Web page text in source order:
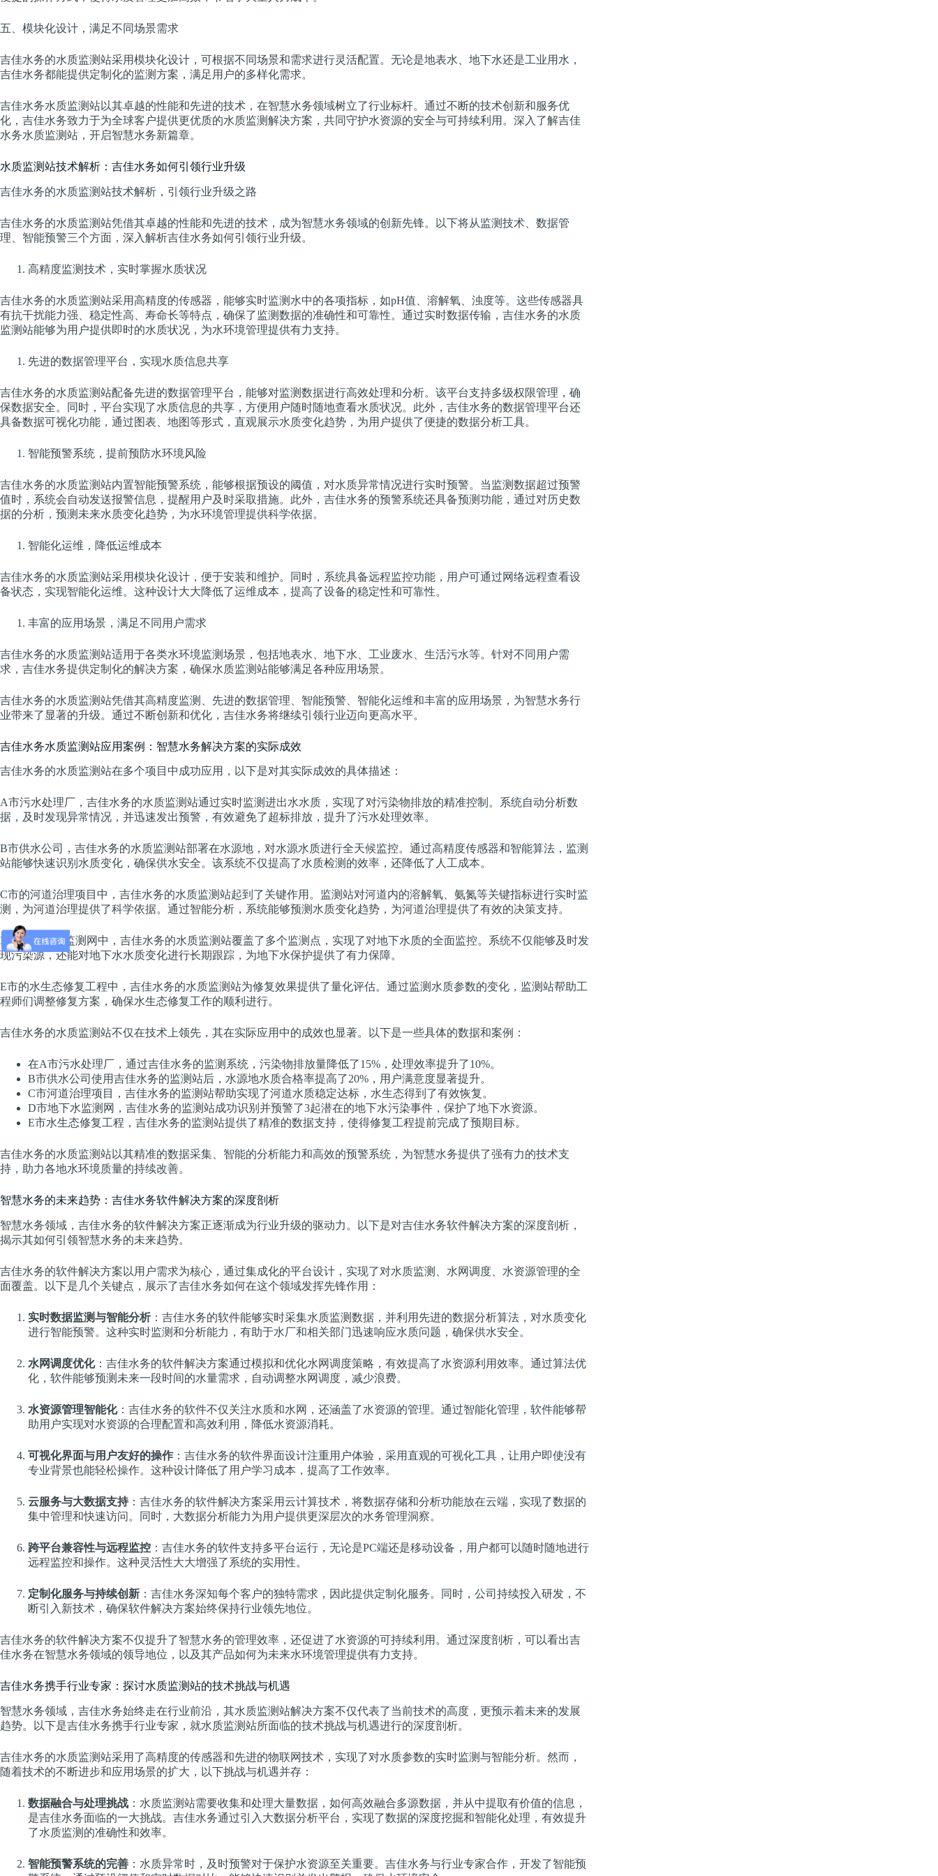
五、模块化设计，满足不同场景需求
吉佳水务的水质监测站采用模块化设计，可根据不同场景和需求进行灵活配置。无论是地表水、地下水还是工业用水，
吉佳水务都能提供定制化的监测方案，满足用户的多样化需求。
吉佳水务水质监测站以其卓越的性能和先进的技术，在智慧水务领域树立了行业标杆。通过不断的技术创新和服务优
化，吉佳水务致力于为全球客户提供更优质的水质监测解决方案，共同守护水资源的安全与可持续利用。深入了解吉佳
水务水质监测站，开启智慧水务新篇章。
水质监测站技术解析：吉佳水务如何引领行业升级
吉佳水务的水质监测站技术解析，引领行业升级之路
吉佳水务的水质监测站凭借其卓越的性能和先进的技术，成为智慧水务领域的创新先锋。以下将从监测技术、数据管
理、智能预警三个方面，深入解析吉佳水务如何引领行业升级。
高精度监测技术，实时掌握水质状况
吉佳水务的水质监测站采用高精度的传感器，能够实时监测水中的各项指标，如pH值、溶解氧、浊度等。这些传感器具
有抗干扰能力强、稳定性高、寿命长等特点，确保了监测数据的准确性和可靠性。通过实时数据传输，吉佳水务的水质
监测站能够为用户提供即时的水质状况，为水环境管理提供有力支持。
先进的数据管理平台，实现水质信息共享
吉佳水务的水质监测站配备先进的数据管理平台，能够对监测数据进行高效处理和分析。该平台支持多级权限管理，确
保数据安全。同时，平台实现了水质信息的共享，方便用户随时随地查看水质状况。此外，吉佳水务的数据管理平台还
具备数据可视化功能，通过图表、地图等形式，直观展示水质变化趋势，为用户提供了便捷的数据分析工具。
智能预警系统，提前预防水环境风险
吉佳水务的水质监测站内置智能预警系统，能够根据预设的阈值，对水质异常情况进行实时预警。当监测数据超过预警
值时，系统会自动发送报警信息，提醒用户及时采取措施。此外，吉佳水务的预警系统还具备预测功能，通过对历史数
据的分析，预测未来水质变化趋势，为水环境管理提供科学依据。
智能化运维，降低运维成本
吉佳水务的水质监测站采用模块化设计，便于安装和维护。同时，系统具备远程监控功能，用户可通过网络远程查看设
备状态，实现智能化运维。这种设计大大降低了运维成本，提高了设备的稳定性和可靠性。
丰富的应用场景，满足不同用户需求
吉佳水务的水质监测站适用于各类水环境监测场景，包括地表水、地下水、工业废水、生活污水等。针对不同用户需
求，吉佳水务提供定制化的解决方案，确保水质监测站能够满足各种应用场景。
吉佳水务的水质监测站凭借其高精度监测、先进的数据管理、智能预警、智能化运维和丰富的应用场景，为智慧水务行
业带来了显著的升级。通过不断创新和优化，吉佳水务将继续引领行业迈向更高水平。
吉佳水务水质监测站应用案例：智慧水务解决方案的实际成效
吉佳水务的水质监测站在多个项目中成功应用，以下是对其实际成效的具体描述：
A市污水处理厂，吉佳水务的水质监测站通过实时监测进出水水质，实现了对污染物排放的精准控制。系统自动分析数
据，及时发现异常情况，并迅速发出预警，有效避免了超标排放，提升了污水处理效率。
B市供水公司，吉佳水务的水质监测站部署在水源地，对水源水质进行全天候监控。通过高精度传感器和智能算法，监测
站能够快速识别水质变化，确保供水安全。该系统不仅提高了水质检测的效率，还降低了人工成本。
C市的河道治理项目中，吉佳水务的水质监测站起到了关键作用。监测站对河道内的溶解氧、氨氮等关键指标进行实时监
测，为河道治理提供了科学依据。通过智能分析，系统能够预测水质变化趋势，为河道治理提供了有效的决策支持。
D市的地下水监测网中，吉佳水务的水质监测站覆盖了多个监测点，实现了对地下水质的全面监控。系统不仅能够及时发
现污染源，还能对地下水水质变化进行长期跟踪，为地下水保护提供了有力保障。
E市的水生态修复工程中，吉佳水务的水质监测站为修复效果提供了量化评估。通过监测水质参数的变化，监测站帮助工
程师们调整修复方案，确保水生态修复工作的顺利进行。
吉佳水务的水质监测站不仅在技术上领先，其在实际应用中的成效也显著。以下是一些具体的数据和案例：
在A市污水处理厂，通过吉佳水务的监测系统，污染物排放量降低了15%，处理效率提升了10%。
B市供水公司使用吉佳水务的监测站后，水源地水质合格率提高了20%，用户满意度显著提升。
C市河道治理项目，吉佳水务的监测站帮助实现了河道水质稳定达标，水生态得到了有效恢复。
D市地下水监测网，吉佳水务的监测站成功识别并预警了3起潜在的地下水污染事件，保护了地下水资源。
E市水生态修复工程，吉佳水务的监测站提供了精准的数据支持，使得修复工程提前完成了预期目标。
吉佳水务的水质监测站以其精准的数据采集、智能的分析能力和高效的预警系统，为智慧水务提供了强有力的技术支
持，助力各地水环境质量的持续改善。
智慧水务的未来趋势：吉佳水务软件解决方案的深度剖析
智慧水务领域，吉佳水务的软件解决方案正逐渐成为行业升级的驱动力。以下是对吉佳水务软件解决方案的深度剖析，
揭示其如何引领智慧水务的未来趋势。
吉佳水务的软件解决方案以用户需求为核心，通过集成化的平台设计，实现了对水质监测、水网调度、水资源管理的全
面覆盖。以下是几个关键点，展示了吉佳水务如何在这个领域发挥先锋作用：
实时数据监测与智能分析：吉佳水务的软件能够实时采集水质监测数据，并利用先进的数据分析算法，对水质变化
进行智能预警。这种实时监测和分析能力，有助于水厂和相关部门迅速响应水质问题，确保供水安全。
水网调度优化：吉佳水务的软件解决方案通过模拟和优化水网调度策略，有效提高了水资源利用效率。通过算法优
化，软件能够预测未来一段时间的水量需求，自动调整水网调度，减少浪费。
水资源管理智能化：吉佳水务的软件不仅关注水质和水网，还涵盖了水资源的管理。通过智能化管理，软件能够帮
助用户实现对水资源的合理配置和高效利用，降低水资源消耗。
可视化界面与用户友好的操作 ：吉佳水务的软件界面设计注重用户体验，采用直观的可视化工具，让用户即使没有
专业背景也能轻松操作。这种设计降低了用户学习成本，提高了工作效率。
云服务与大数据支持：吉佳水务的软件解决方案采用云计算技术，将数据存储和分析功能放在云端，实现了数据的
集中管理和快速访问。同时，大数据分析能力为用户提供更深层次的水务管理洞察。
跨平台兼容性与远程监控 ：吉佳水务的软件支持多平台运行，无论是PC端还是移动设备，用户都可以随时随地进行
远程监控和操作。这种灵活性大大增强了系统的实用性。
定制化服务与持续创新 ：吉佳水务深知每个客户的独特需求，因此提供定制化服务。同时，公司持续投入研发，不
断引入新技术，确保软件解决方案始终保持行业领先地位。
吉佳水务的软件解决方案不仅提升了智慧水务的管理效率，还促进了水资源的可持续利用。通过深度剖析，可以看出吉
佳水务在智慧水务领域的领导地位，以及其产品如何为未来水环境管理提供有力支持。
吉佳水务携手行业专家：探讨水质监测站的技术挑战与机遇
智慧水务领域，吉佳水务始终走在行业前沿，其水质监测站解决方案不仅代表了当前技术的高度，更预示着未来的发展
趋势。以下是吉佳水务携手行业专家，就水质监测站所面临的技术挑战与机遇进行的深度剖析。
吉佳水务的水质监测站采用了高精度的传感器和先进的物联网技术，实现了对水质参数的实时监测与智能分析。然而，
随着技术的不断进步和应用场景的扩大，以下挑战与机遇并存：
数据融合与处理挑战 ：水质监测站需要收集和处理大量数据，如何高效融合多源数据，并从中提取有价值的信息，
是吉佳水务面临的一大挑战。吉佳水务通过引入大数据分析平台，实现了数据的深度挖掘和智能化处理，有效提升
了水质监测的准确性和效率。
智能预警系统的完善 ：水质异常时，及时预警对于保护水资源至关重要。吉佳水务与行业专家合作，开发了智能预